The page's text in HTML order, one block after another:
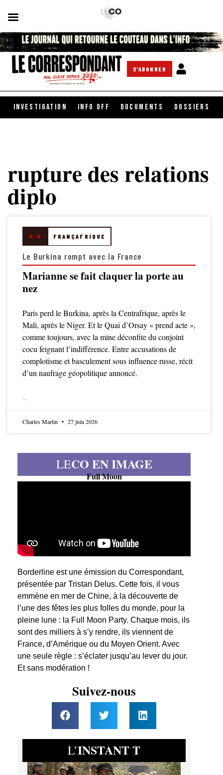
S'ABONNER
INVESTIGATION INFO OFF DOCUMENTS DOSSIERS
rupture des relations
diplo
★★ FRANÇAFRIQUE
Le Burkina rompt avec la France
Marianne se fait claquer la porte au
nez
Paris perd le Burkina, après la Centrafrique, après le
Mali, après le Niger. Et le Quai d’Orsay « prend acte »,
comme toujours, avec la mine déconfite du conjoint
cocu feignant l’indifférence. Entre accusations de
complotisme et basculement sous influence russe, récit
d’un naufrage géopolitique annoncé.
Charles Martin 27 juin 2026
LECO EN IMAGE
Full Moon
Borderline est une émission du Correspondant,
présentée par Tristan Delus. Cette fois, il vous
emmène en mer de Chine, à la découverte de
l’une des fêtes les plus folles du monde, pour la
pleine lune : la Full Moon Party. Chaque mois, ils
sont des milliers à s’y rendre, ils viennent de
France, d’Amérique ou du Moyen Orient. Avec
une seule règle : s’éclater jusqu’au lever du jour.
Et sans modération !
Suivez-nous
L’INSTANT T